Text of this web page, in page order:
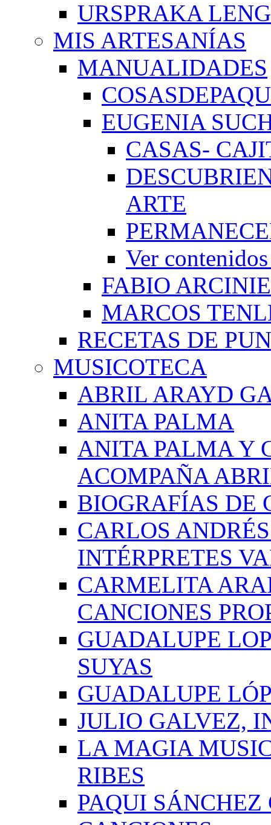
URSPRAKA
MIS ARTESANÍAS
MANUALIDADES
EUGENIA
CASAS-
ARTE
Ver
FABIO
MARCOS
RECETAS DE
MUSICOTECA
ABRIL ARAYD
ANITA PALMA
ANITA PALMA Y
ACOMPAÑA
BIOGRAFÍAS DE
CARLOS
INTÉRPRETES
CARMELITA
CANCIONES
GUADALUPE
SUYAS
GUADALUPE
JULIO GALVEZ,
LA MAGIA
RIBES
PAQUI